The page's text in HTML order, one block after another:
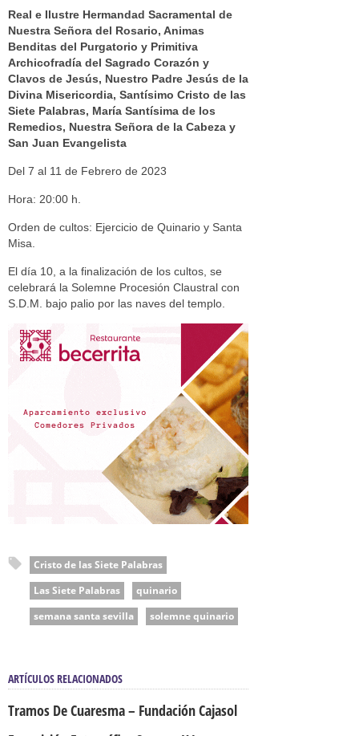
Real e Ilustre Hermandad Sacramental de
Nuestra Señora del Rosario, Animas
Benditas del Purgatorio y Primitiva
Archicofradía del Sagrado Corazón y
Clavos de Jesús, Nuestro Padre Jesús de la
Divina Misericordia, Santísimo Cristo de las
Siete Palabras, María Santísima de los
Remedios, Nuestra Señora de la Cabeza y
San Juan Evangelista
Del 7 al 11 de Febrero de 2023
Hora: 20:00 h.
Orden de cultos: Ejercicio de Quinario y Santa
Misa.
El día 10, a la finalización de los cultos, se
celebrará la Solemne Procesión Claustral con
S.D.M. bajo palio por las naves del templo.
Cristo de las Siete Palabras
Las Siete Palabras
quinario
semana santa sevilla
solemne quinario
ARTÍCULOS RELACIONADOS
Tramos De Cuaresma – Fundación Cajasol